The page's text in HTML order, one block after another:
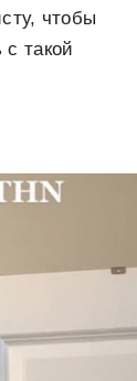
чтобы
такой